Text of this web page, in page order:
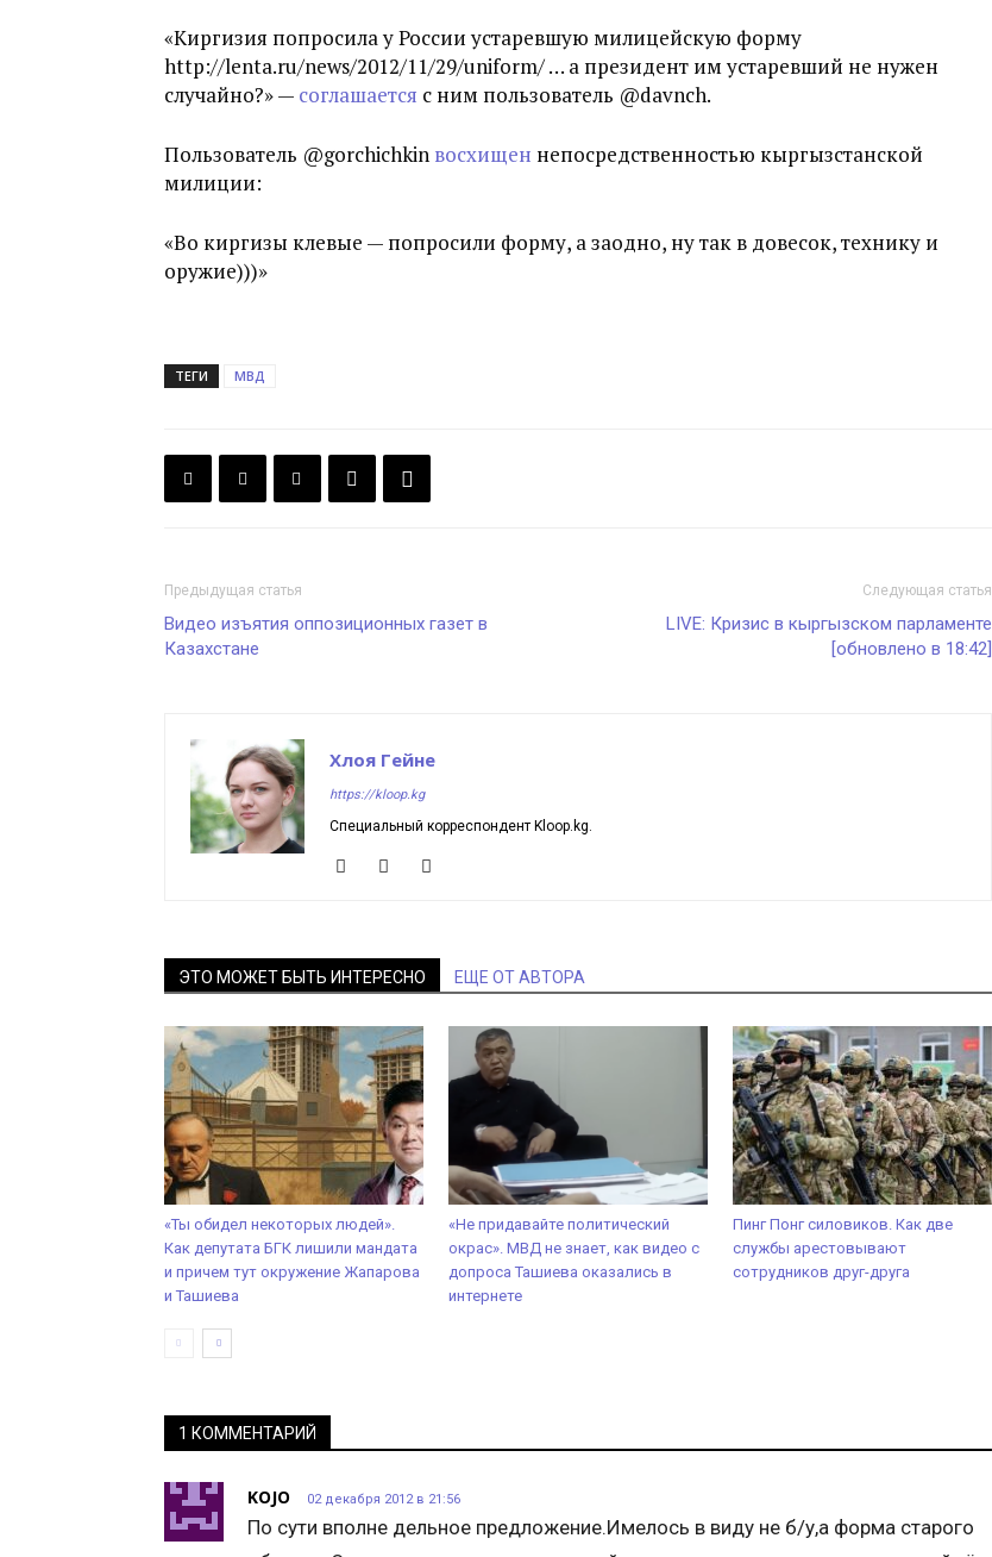
«Киргизия попросила у России устаревшую милицейскую форму
http://lenta.ru/news/2012/11/29/uniform/ … а президент им устаревший не нужен
случайно?» — соглашается с ним пользователь @davnch.
Пользователь @gorchichkin восхищен непосредственностью кыргызстанской
милиции:
«Во киргизы клевые — попросили форму, а заодно, ну так в довесок, технику и
оружие)))»
ТЕГИ МВД
Предыдущая статья
Видео изъятия оппозиционных газет в
Казахстане
Следующая статья
LIVE: Кризис в кыргызском парламенте
[обновлено в 18:42]
Хлоя Гейне
https://kloop.kg
Специальный корреспондент Kloop.kg.
ЭТО МОЖЕТ БЫТЬ ИНТЕРЕСНО ЕЩЕ ОТ АВТОРА
«Ты обидел некоторых людей».
Как депутата БГК лишили мандата
и причем тут окружение Жапарова
и Ташиева
«Не придавайте политический
окрас». МВД не знает, как видео с
допроса Ташиева оказались в
интернете
Пинг Понг силовиков. Как две
службы арестовывают
сотрудников друг-друга
1 КОММЕНТАРИЙ
KOJO 02 декабря 2012 в 21:56
По сути вполне дельное предложение.Имелось в виду не б/у,а форма старого